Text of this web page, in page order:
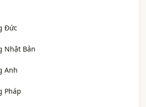
Đức
Nhật Bản
Anh
Pháp